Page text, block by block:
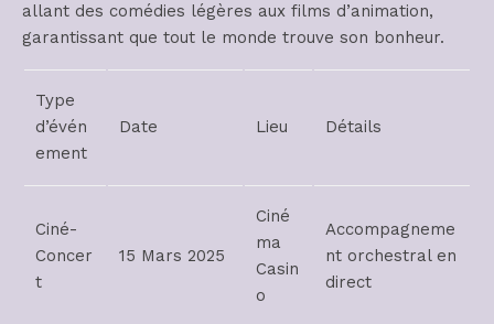
allant des comédies légères aux films d’animation,
garantissant que tout le monde trouve son bonheur.
Type
d’évén
ement
Date Lieu Détails
Ciné-
Concer
t
15 Mars 2025
Ciné
ma
Casin
o
Accompagneme
nt orchestral en
direct